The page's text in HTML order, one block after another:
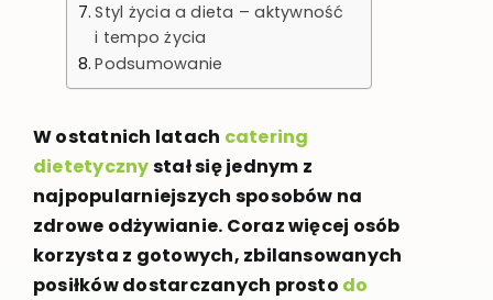
Styl życia a dieta – aktywność
i tempo życia
Podsumowanie
W ostatnich latach catering
dietetycznystał się jednym z
najpopularniejszych sposobów na
zdrowe odżywianie. Coraz więcej osób
korzysta z gotowych, zbilansowanych
posiłków dostarczanych prosto do